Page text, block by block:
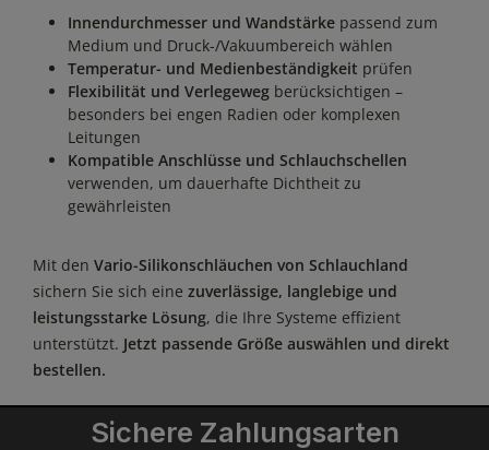
Innendurchmesser und Wandstärke passend zum
Medium und Druck-/Vakuumbereich wählen
Temperatur- und Medienbeständigkeit prüfen
Flexibilität und Verlegeweg berücksichtigen –
besonders bei engen Radien oder komplexen
Leitungen
Kompatible Anschlüsse und Schlauchschellen
verwenden, um dauerhafte Dichtheit zu
gewährleisten
Mit den Vario-Silikonschläuchen von Schlauchland
sichern Sie sich eine zuverlässige, langlebige und
leistungsstarke Lösung, die Ihre Systeme effizient
unterstützt. Jetzt passende Größe auswählen und direkt
bestellen.
Sichere Zahlungsarten